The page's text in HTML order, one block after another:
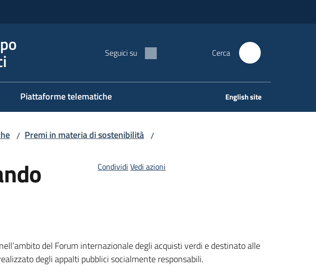
Seguici su Cerca
Piattaforme telematiche English site
/ Premi in materia di sostenibilità /
Condividi Vedi azioni
del Forum internazionale degli acquisti verdi e destinato alle
degli appalti pubblici socialmente responsabili.